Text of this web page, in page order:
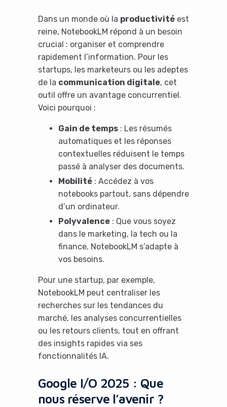
Dans un monde où la productivitéest
reine, NotebookLM répond à un besoin
crucial : organiser et comprendre
rapidement l’information. Pour les
startups, les marketeurs ou les adeptes
de la communication digitale, cet
outil offre un avantage concurrentiel.
Voici pourquoi :
Gain de temps: Les résumés
automatiques et les réponses
contextuelles réduisent le temps
passé à analyser des documents.
Mobilité: Accédez à vos
notebooks partout, sans dépendre
d’un ordinateur.
Polyvalence: Que vous soyez
dans le marketing, la tech ou la
finance, NotebookLM s’adapte à
vos besoins.
Pour une startup, par exemple,
NotebookLM peut centraliser les
recherches sur les tendances du
marché, les analyses concurrentielles
ou les retours clients, tout en offrant
des insights rapides via ses
fonctionnalités IA.
Google I/O 2025 : Que
nous réserve l’avenir ?